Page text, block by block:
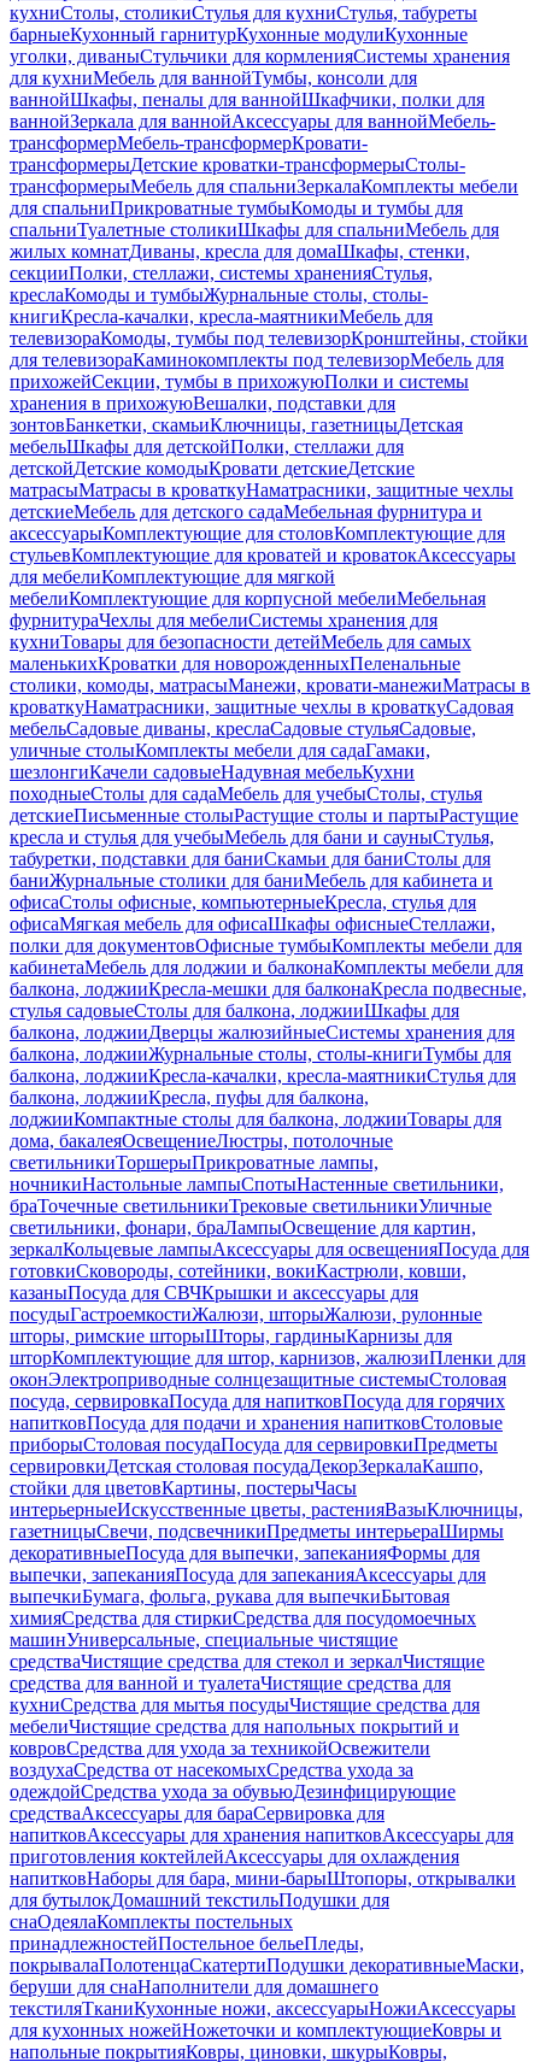
кухниСтолы, столикиСтулья для кухниСтулья, табуреты
барныеКухонный гарнитурКухонные модулиКухонные
уголки, диваныСтульчики для кормленияСистемы хранения
для кухниМебель для ваннойТумбы, консоли для
ваннойШкафы, пеналы для ваннойШкафчики, полки для
ваннойЗеркала для ваннойАксессуары для ваннойМебель-
трансформерМебель-трансформерКровати-
трансформерыДетские кроватки-трансформерыСтолы-
трансформерыМебель для спальниЗеркалаКомплекты мебели
для спальниПрикроватные тумбыКомоды и тумбы для
спальниТуалетные столикиШкафы для спальниМебель для
жилых комнатДиваны, кресла для домаШкафы, стенки,
секцииПолки, стеллажи, системы храненияСтулья,
креслаКомоды и тумбыЖурнальные столы, столы-
книгиКресла-качалки, кресла-маятникиМебель для
телевизораКомоды, тумбы под телевизорКронштейны, стойки
для телевизораКаминокомплекты под телевизорМебель для
прихожейСекции, тумбы в прихожуюПолки и системы
хранения в прихожуюВешалки, подставки для
зонтовБанкетки, скамьиКлючницы, газетницыДетская
мебельШкафы для детскойПолки, стеллажи для
детскойДетские комодыКровати детскиеДетские
матрасыМатрасы в кроваткуНаматрасники, защитные чехлы
детскиеМебель для детского садаМебельная фурнитура и
аксессуарыКомплектующие для столовКомплектующие для
стульевКомплектующие для кроватей и кроватокАксессуары
для мебелиКомплектующие для мягкой
мебелиКомплектующие для корпусной мебелиМебельная
фурнитураЧехлы для мебелиСистемы хранения для
кухниТовары для безопасности детейМебель для самых
маленькихКроватки для новорожденныхПеленальные
столики, комоды, матрасыМанежи, кровати-манежиМатрасы в
кроваткуНаматрасники, защитные чехлы в кроваткуСадовая
мебельСадовые диваны, креслаСадовые стульяСадовые,
уличные столыКомплекты мебели для садаГамаки,
шезлонгиКачели садовыеНадувная мебельКухни
походныеСтолы для садаМебель для учебыСтолы, стулья
детскиеПисьменные столыРастущие столы и партыРастущие
кресла и стулья для учебыМебель для бани и сауныСтулья,
табуретки, подставки для баниСкамьи для баниСтолы для
баниЖурнальные столики для баниМебель для кабинета и
офисаСтолы офисные, компьютерныеКресла, стулья для
офисаМягкая мебель для офисаШкафы офисныеСтеллажи,
полки для документовОфисные тумбыКомплекты мебели для
кабинетаМебель для лоджии и балконаКомплекты мебели для
балкона, лоджииКресла-мешки для балконаКресла подвесные,
стулья садовыеСтолы для балкона, лоджииШкафы для
балкона, лоджииДверцы жалюзийныеСистемы хранения для
балкона, лоджииЖурнальные столы, столы-книгиТумбы для
балкона, лоджииКресла-качалки, кресла-маятникиСтулья для
балкона, лоджииКресла, пуфы для балкона,
лоджииКомпактные столы для балкона, лоджииТовары для
дома, бакалеяОсвещениеЛюстры, потолочные
светильникиТоршерыПрикроватные лампы,
ночникиНастольные лампыСпотыНастенные светильники,
браТочечные светильникиТрековые светильникиУличные
светильники, фонари, браЛампыОсвещение для картин,
зеркалКольцевые лампыАксессуары для освещенияПосуда для
готовкиСковороды, сотейники, вокиКастрюли, ковши,
казаныПосуда для СВЧКрышки и аксессуары для
посудыГастроемкостиЖалюзи, шторыЖалюзи, рулонные
шторы, римские шторыШторы, гардиныКарнизы для
шторКомплектующие для штор, карнизов, жалюзиПленки для
оконЭлектроприводные солнцезащитные системыСтоловая
посуда, сервировкаПосуда для напитковПосуда для горячих
напитковПосуда для подачи и хранения напитковСтоловые
приборыСтоловая посудаПосуда для сервировкиПредметы
сервировкиДетская столовая посудаДекорЗеркалаКашпо,
стойки для цветовКартины, постерыЧасы
интерьерныеИскусственные цветы, растенияВазыКлючницы,
газетницыСвечи, подсвечникиПредметы интерьераШирмы
декоративныеПосуда для выпечки, запеканияФормы для
выпечки, запеканияПосуда для запеканияАксессуары для
выпечкиБумага, фольга, рукава для выпечкиБытовая
химияСредства для стиркиСредства для посудомоечных
машинУниверсальные, специальные чистящие
средстваЧистящие средства для стекол и зеркалЧистящие
средства для ванной и туалетаЧистящие средства для
кухниСредства для мытья посудыЧистящие средства для
мебелиЧистящие средства для напольных покрытий и
ковровСредства для ухода за техникойОсвежители
воздухаСредства от насекомыхСредства ухода за
одеждойСредства ухода за обувьюДезинфицирующие
средстваАксессуары для бараСервировка для
напитковАксессуары для хранения напитковАксессуары для
приготовления коктейлейАксессуары для охлаждения
напитковНаборы для бара, мини-барыШтопоры, открывалки
для бутылокДомашний текстильПодушки для
снаОдеялаКомплекты постельных
принадлежностейПостельное бельеПледы,
покрывалаПолотенцаСкатертиПодушки декоративныеМаски,
беруши для снаНаполнители для домашнего
текстиляТканиКухонные ножи, аксессуарыНожиАксессуары
для кухонных ножейНожеточки и комплектующиеКовры и
напольные покрытияКовры, циновки, шкурыКовры,